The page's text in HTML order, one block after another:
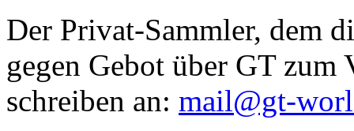
Der Privat-Sammler, dem
gegen Gebot über GT zum
schreiben an: mail@gt-